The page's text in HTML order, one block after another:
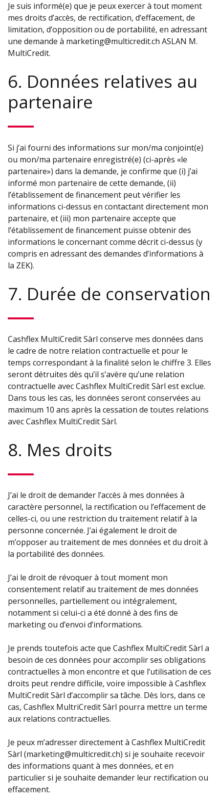
Je suis informé(e) que je peux exercer à tout moment
mes droits d’accès, de rectification, d’effacement, de
limitation, d’opposition ou de portabilité, en adressant
une demande à marketing@multicredit.ch ASLAN M.
MultiCredit.
6. Données relatives au
partenaire
Si j’ai fourni des informations sur mon/ma conjoint(e)
ou mon/ma partenaire enregistré(e) (ci-après «le
partenaire») dans la demande, je confirme que (i) j’ai
informé mon partenaire de cette demande, (ii)
l’établissement de financement peut vérifier les
informations ci-dessus en contactant directement mon
partenaire, et (iii) mon partenaire accepte que
l’établissement de financement puisse obtenir des
informations le concernant comme décrit ci-dessus (y
compris en adressant des demandes d’informations à
la ZEK).
7. Durée de conservation
Cashflex MultiCredit Sàrl conserve mes données dans
le cadre de notre relation contractuelle et pour le
temps correspondant à la finalité selon le chiffre 3. Elles
seront détruites dès qu’il s’avère qu’une relation
contractuelle avec Cashflex MultiCredit Sàrl est exclue.
Dans tous les cas, les données seront conservées au
maximum 10 ans après la cessation de toutes relations
avec Cashflex MultiCredit Sàrl.
8. Mes droits
J’ai le droit de demander l’accès à mes données à
caractère personnel, la rectification ou l’effacement de
celles-ci, ou une restriction du traitement relatif à la
personne concernée. J’ai également le droit de
m’opposer au traitement de mes données et du droit à
la portabilité des données.
J’ai le droit de révoquer à tout moment mon
consentement relatif au traitement de mes données
personnelles, partiellement ou intégralement,
notamment si celui-ci a été donné à des fins de
marketing ou d’envoi d’informations.
Je prends toutefois acte que Cashflex MultiCredit Sàrl a
besoin de ces données pour accomplir ses obligations
contractuelles à mon encontre et que l’utilisation de ces
droits peut rendre difficile, voire impossible à Cashflex
MultiCredit Sàrl d’accomplir sa tâche. Dès lors, dans ce
cas, Cashflex MultriCredit Sàrl pourra mettre un terme
aux relations contractuelles.
Je peux m’adresser directement à Cashflex MultiCredit
Sàrl (marketing@multicredit.ch) si je souhaite recevoir
des informations quant à mes données, et en
particulier si je souhaite demander leur rectification ou
effacement.